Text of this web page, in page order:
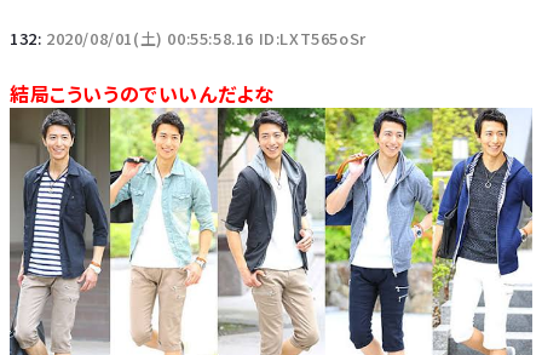
132: 2020/08/01(土) 00:55:58.16 ID:LXT565oSr
結局こういうのでいいんだよな